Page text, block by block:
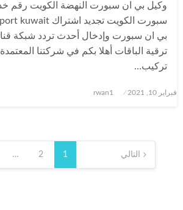
وكيل بي ان سبورت النهضة الكويت رقم
بي ان سبورت وإدخال أحدث تردد شبكة
ترقية الباقات أهلا بكم في شركتنا
تركيب…
نُشر
فبراير 10, 2021 rwan1
تعدد
صفحات
المقالات
1
2
… التالي